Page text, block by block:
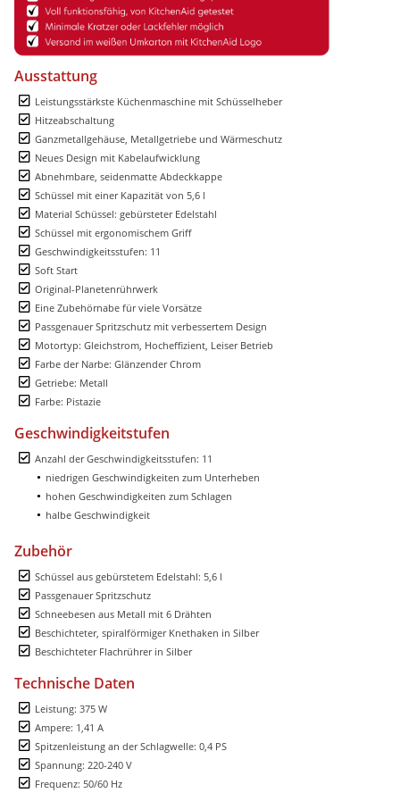
Ausstattung
Leistungsstärkste Küchenmaschine mit Schüsselheber
Hitzeabschaltung
Ganzmetallgehäuse, Metallgetriebe und Wärmeschutz
Neues Design mit Kabelaufwicklung
Abnehmbare, seidenmatte Abdeckkappe
Schüssel mit einer Kapazität von 5,6 l
Material Schüssel: gebürsteter Edelstahl
Schüssel mit ergonomischem Griff
Geschwindigkeitsstufen: 11
Soft Start
Original-Planetenrührwerk
Eine Zubehörnabe für viele Vorsätze
Passgenauer Spritzschutz mit verbessertem Design
Motortyp: Gleichstrom, Hocheffizient, Leiser Betrieb
Farbe der Narbe: Glänzender Chrom
Getriebe: Metall
Farbe: Pistazie
Geschwindigkeitstufen
Anzahl der Geschwindigkeitsstufen: 11
niedrigen Geschwindigkeiten zum Unterheben
hohen Geschwindigkeiten zum Schlagen
halbe Geschwindigkeit
Zubehör
Schüssel aus gebürstetem Edelstahl: 5,6 l
Passgenauer Spritzschutz
Schneebesen aus Metall mit 6 Drähten
Beschichteter, spiralförmiger Knethaken in Silber
Beschichteter Flachrührer in Silber
Technische Daten
Leistung: 375 W
Ampere: 1,41 A
Spitzenleistung an der Schlagwelle: 0,4 PS
Spannung: 220-240 V
Frequenz: 50/60 Hz